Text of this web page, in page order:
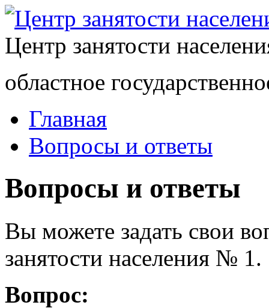
Центр занятости
областное
Главная
Вопросы и ответы
Вопросы и ответы
Вы можете задать свои
занятости населения № 1.
Вопрос: